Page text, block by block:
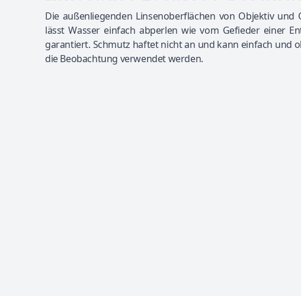
Die außenliegenden Linsenoberflächen von Objektiv
lässt Wasser einfach abperlen wie vom Gefieder einer
garantiert. Schmutz haftet nicht an und kann einfach und
die Beobachtung verwendet werden.